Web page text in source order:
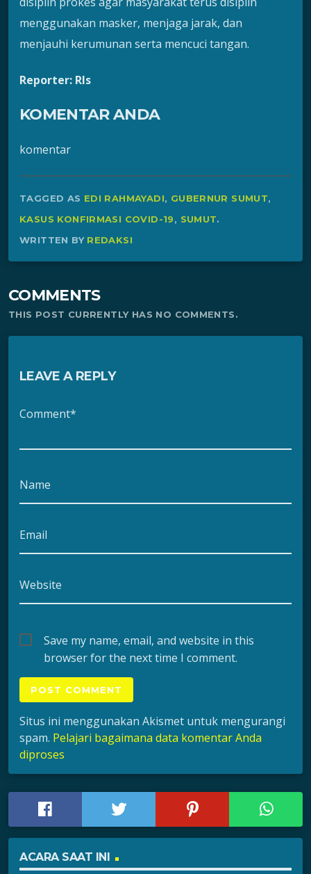
menggunakan masker, menjaga jarak, dan
menjauhi kerumunan serta mencuci tangan.
Reporter: Rls
KOMENTAR ANDA
komentar
TAGGED AS EDI RAHMAYADI, GUBERNUR SUMUT,
KASUS KONFIRMASI COVID-19, SUMUT.
WRITTEN BY REDAKSI
COMMENTS
THIS POST CURRENTLY HAS NO COMMENTS.
LEAVE A REPLY
Comment*
Name
Email
Website
Save my name, email, and website in this
browser for the next time I comment.
Situs ini menggunakan Akismet untuk mengurangi
spam. Pelajari bagaimana data komentar Anda
diproses
ACARA SAAT INI